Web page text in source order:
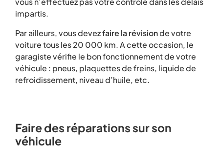
impartis.
Par ailleurs, vous devezfaire la révisionde votre
voiture tous les 20 000 km. A cette occasion, le
garagiste vérifie le bon fonctionnement de votre
véhicule : pneus, plaquettes de freins, liquide de
refroidissement, niveau d’huile, etc.
Faire des réparations sur son
véhicule